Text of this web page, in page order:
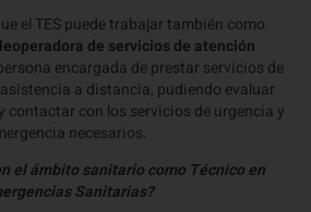
el TES puede trabajar también como
de servicios de atención
encargada de prestar servicios de
a distancia, pudiendo evaluar
contactar con los servicios de urgencia y
necesarios.
el ámbito sanitario como Técnico en
Sanitarias?